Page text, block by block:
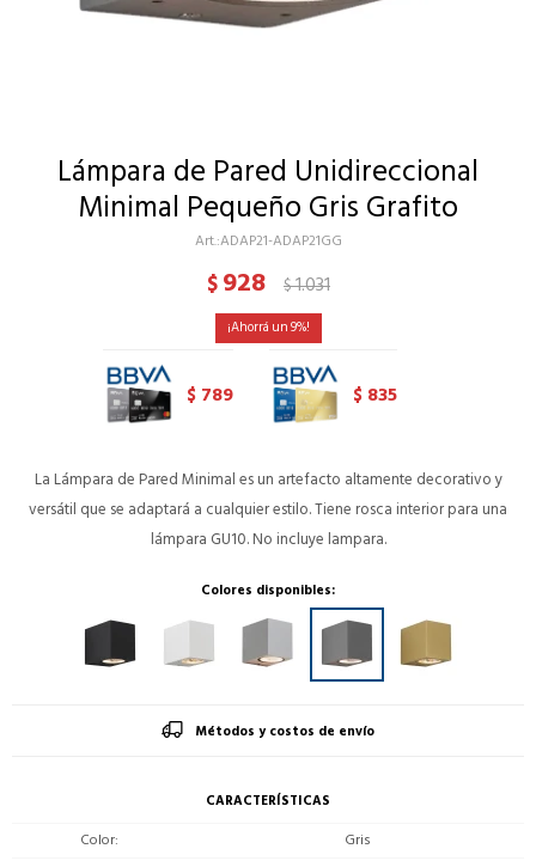
Lámpara de Pared Unidireccional
Minimal Pequeño Gris Grafito
ADAP21-ADAP21GG
$928 $1.031
9
$ 789 $ 835
La Lámpara de Pared Minimal es un artefacto altamente decorativo y
versátil que se adaptará a cualquier estilo. Tiene rosca interior para una
lámpara GU10. No incluye lampara.
Colores disponibles:
Métodos y costos de envío
CARACTERÍSTICAS
Color
Gris